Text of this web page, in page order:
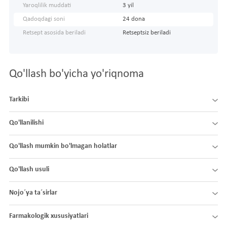
Yaroqlilik muddati 3 yil
Qadoqdagi soni 24 dona
Retsept asosida beriladi Retseptsiz beriladi
Qo'llash bo'yicha yo'riqnoma
Tarkibi
Qo'llanilishi
Qo'llash mumkin bo'lmagan holatlar
Qo'llash usuli
Nojo´ya ta´sirlar
Farmakologik xususiyatlari